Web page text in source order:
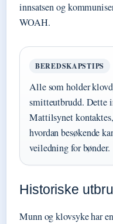
innsatsen og
WOAH.
BEREDSKAPSTIPS
Alle som holder
smitteutbrudd. Dette
Mattilsynet
hvordan besøkende
veiledning for bønder.
Historiske
Munn og klovsyke har